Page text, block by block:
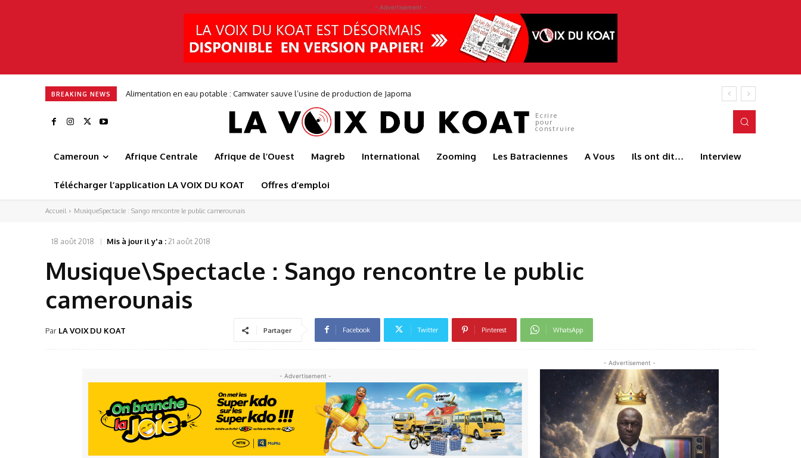
- Advertisement -
BREAKING NEWS Alimentation en eau potable : Camwater sauve l’usine de production de Japoma
Ecrire
pour
construire
Cameroun Afrique Centrale Afrique de l’Ouest Magreb International Zooming Les Batraciennes A Vous Ils ont dit… Interview
Télécharger l’application LA VOIX DU KOAT Offres d’emploi
Accueil MusiqueSpectacle : Sango rencontre le public camerounais
18 août 2018 Mis à jour il y'a :21 août 2018
Musique\Spectacle : Sango rencontre le public
camerounais
Par LA VOIX DU KOAT Partager Facebook Twitter Pinterest WhatsApp
- Advertisement -
- Advertisement -